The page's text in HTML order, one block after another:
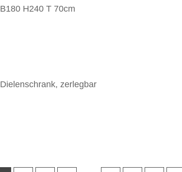
B180 H240 T 70cm
Dielenschrank, zerlegbar